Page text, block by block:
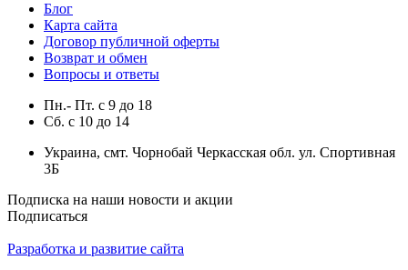
Блог
Карта сайта
Договор публичной оферты
Возврат и обмен
Вопросы и ответы
Пн.- Пт. с 9 до 18
Сб. с 10 до 14
Украина, смт. Чорнобай Черкасская обл. ул. Спортивная
3Б
Подписка на наши новости и акции
Подписаться
Разработка и развитие сайта